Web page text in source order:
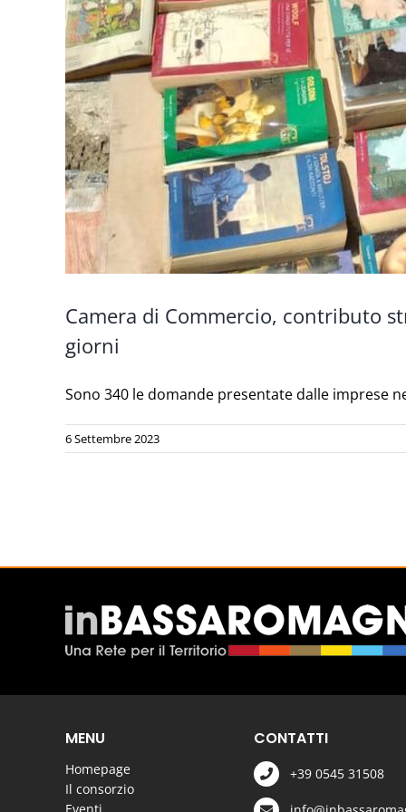
Camera di Commercio, contributo
giorni
Sono 340 le domande presentate dalle imprese
6 Settembre 2023
MENU
Homepage
Il consorzio
CONTATTI
+39 0545 31508